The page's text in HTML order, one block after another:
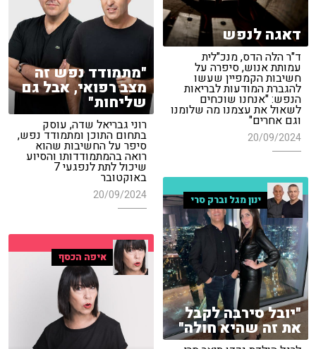
דאגה לנפש
ד"ר הלה הדס, מנכ"לית
עמותת אנוש, סיפרה על
חשיבות הקמפיין שעשו
להגברת המודעות לבריאות
הנפש: "אנחנו שוכחים
לשאול את עצמנו מה שלומנו
וגם אחרים"
20/09/2024
"מתמודד נפש זה
מצב רפואי, אבל גם
שליחות"
רוני גבריאל שדה, עוסק
בתחום התוכן ומתמודד נפש,
סיפר על החשיבות שהוא
רואה בהמתמודדותו והסיוע
שיכול לתת לנפגעי 7
באוקטובר
20/09/2024 ינון מגל וברק סרי
"יובל סירבה לקבל
את זה שהיא חולה"
איפה הכסף